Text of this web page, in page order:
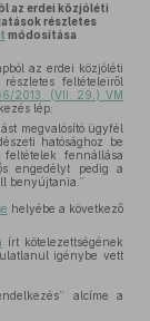
az erdei közjóléti
részletes
módosítása
az erdei közjóléti
részletes feltételeiről
2013. (VII. 29.) VM
lép:
megvalósító ügyfél
hatósághoz be
fennállása
engedélyt pedig a
benyújtania.”
helyébe a következő
írt kötelezettségének
igénybe vett
alcíme a